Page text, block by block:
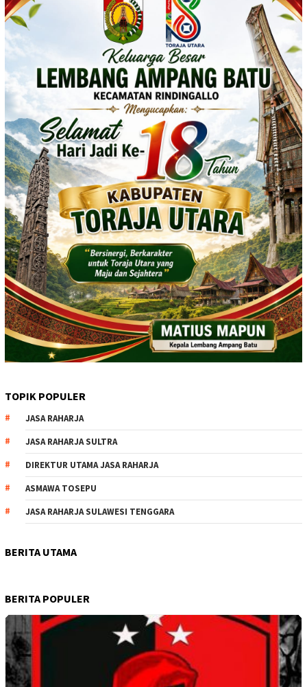
TOPIK POPULER
JASA RAHARJA
JASA RAHARJA SULTRA
DIREKTUR UTAMA JASA RAHARJA
ASMAWA TOSEPU
JASA RAHARJA SULAWESI TENGGARA
BERITA UTAMA
BERITA POPULER